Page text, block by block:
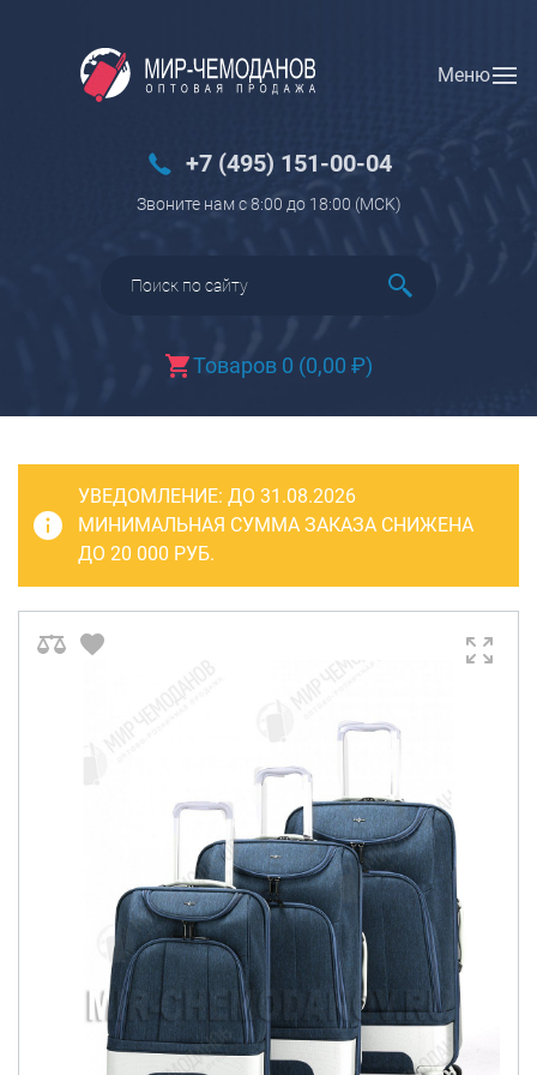
Меню
+7 (495) 151-00-04
Звоните нам с 8:00 до 18:00 (МCK)
Товаров 0 (0,00 ₽)
Вход Регистрация
Багаж
Чемоданы
Чемоданы детские
Пилоты на колесах
Рюкзаки детские для детских
Бьюти-кейсы
САКВОЯЖИ
РАСПРОДАЖА
Сумки поясные
Сумки пляжные
Сумки для ноутбуков
Сумки-тележки хозяйственные
Сумки-рюкзаки на колёсах
Сумки детские
Рюкзаки
УВЕДОМЛЕНИЕ: ДО 31.08.2026
МИНИМАЛЬНАЯ СУММА ЗАКАЗА СНИЖЕНА
ДО 20 000 РУБ.